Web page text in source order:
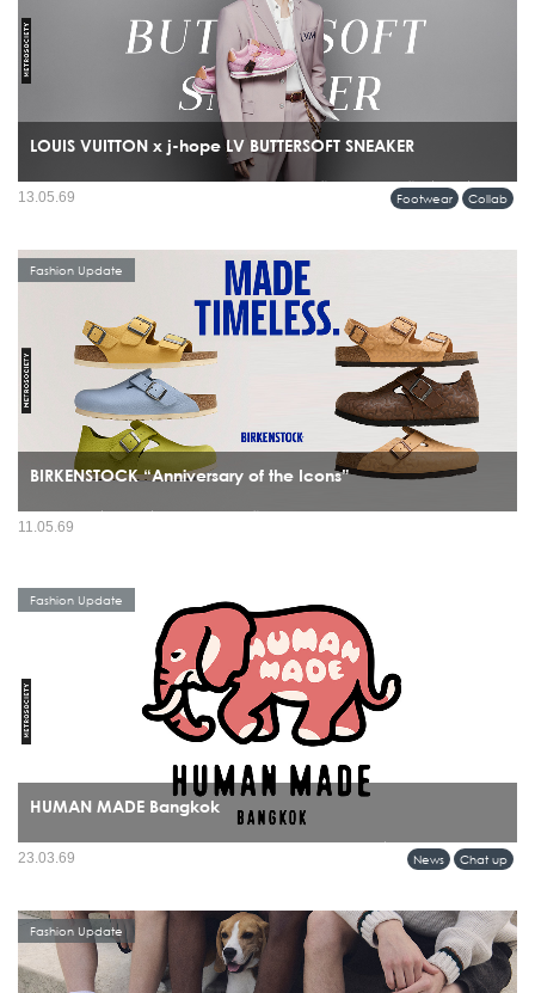
LOUIS VUITTON x j-hope LV BUTTERSOFT SNEAKER
รุ่นพิเศษร่วมกับ j-hope สมาชิกวง BTS โดยรองเท้าคู่นี้ไม่ได้ถูกสร้างขึ้นเพื่อแฟชั่น
Footwear Collab
13.05.69
BIRKENSTOCK “Anniversary of the Icons”
มีรองเท้าไม่กี่แบรนด์ที่สามารถข้ามผ่านทั้งยุคสมัย เทรนด์ และวัฒนธรรมได้โดยยังดู
Fashion Update
11.05.69
HUMAN MADE Bangkok
บางแบรนด์ไม่ได้แค่เปิดร้านใหม่ แต่กำลัง “วางหมุด” ลงบนแผนที่วัฒนธรรมของเมือง
และการมาถึงของ HUMAN MADE ในกรุงเทพฯ ก็เป็นหนึ่งในโมเมนต์แบบนั้นอย่าง
Fashion Update
News Chat up
23.03.69
Fashion Update